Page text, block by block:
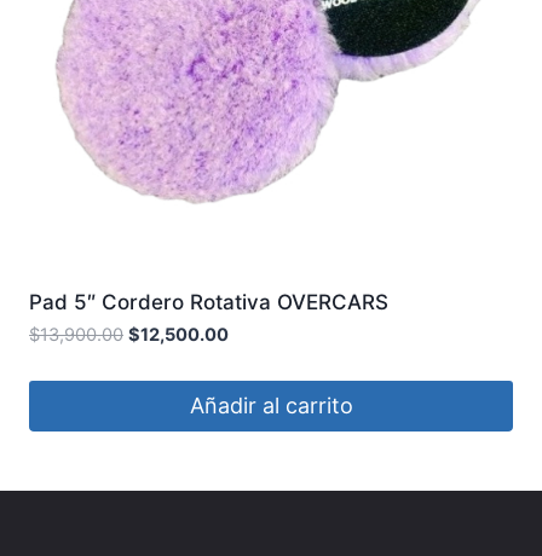
Pad 5″ Cordero Rotativa OVERCARS
$13,900.00 $12,500.00
Añadir al carrito